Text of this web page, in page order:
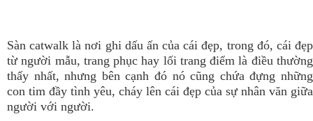
Sàn catwalk là nơi ghi dấu ấn của cái đẹp, trong đó, cái đẹp
từ người mẫu, trang phục hay lối trang điểm là điều thường
thấy nhất, nhưng bên cạnh đó nó cũng chứa đựng những
con tim đầy tình yêu, cháy lên cái đẹp của sự nhân văn giữa
người với người.